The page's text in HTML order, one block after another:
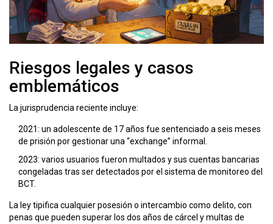
Riesgos legales y casos
emblemáticos
La jurisprudencia reciente incluye:
2021: un adolescente de 17 años fue sentenciado a seis meses
de prisión por gestionar una “exchange” informal.
2023: varios usuarios fueron multados y sus cuentas bancarias
congeladas tras ser detectados por el sistema de monitoreo del
BCT.
La ley tipifica cualquier posesión o intercambio como delito, con
penas que pueden superar los dos años de cárcel y multas de